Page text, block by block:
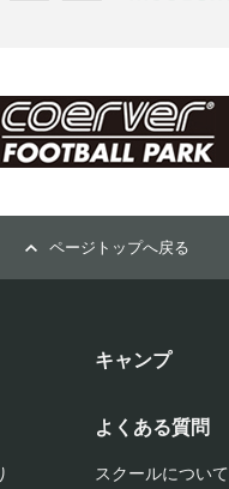
ページトップへ戻る
キャンプ
よくある質問
スクールについて